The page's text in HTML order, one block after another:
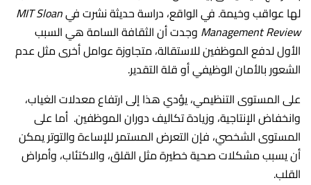
لها عواقب وخيمة. في الواقع، دراسة حديثة نشرت فيMIT Sloan
Management Review وجدت أن الثقافة السامة هي السبب
الأول لدفع الموظفين للاستقالة، متجاوزة عوامل أخرى مثل عدم
الشعور بالأمان الوظيفي أو قلة التقدير.
على المستوى التنظيمي، يؤدي هذا إلى ارتفاع معدلات الغياب،
وانخفاض الإنتاجية، وزيادة تكاليف دوران الموظفين. أما على
المستوى الشخصي، فإن التعرض المستمر للإساءة والتوتر يمكن
أن يسبب مشكلات صحية خطيرة مثل القلق، والاكتئاب، وأمراض
القلب.